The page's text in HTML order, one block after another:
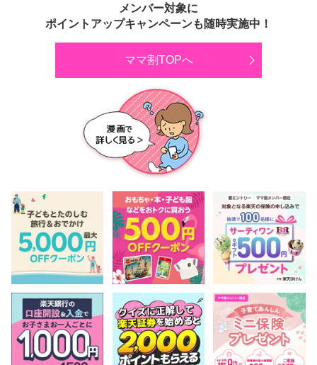
メンバー対象に
ポイントアップキャンペーンも随時実施中！
ママ割TOPへ